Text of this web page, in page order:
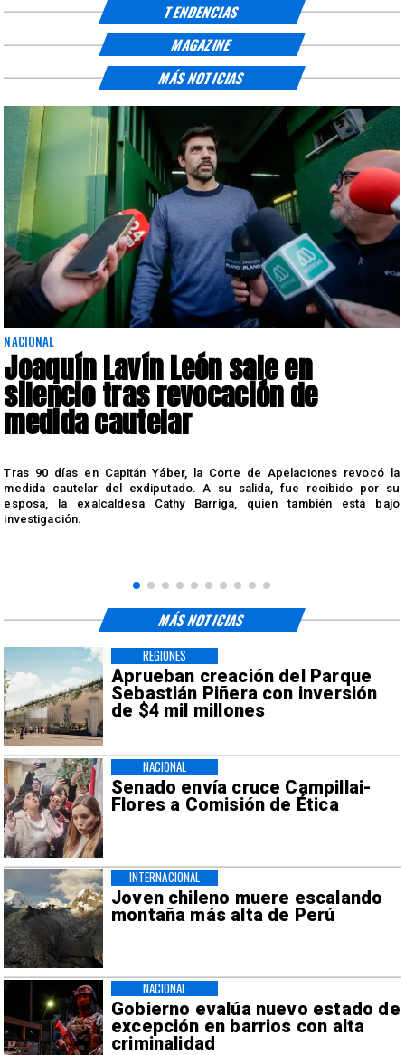
TENDENCIAS
MAGAZINE
NACIONAL
Joaquín Lavín León sale en
silencio tras revocación de
medida cautelar
Tras 90 días en Capitán Yáber, la Corte de Apelaciones revocó la
medida cautelar del exdiputado. A su salida, fue recibido por su
esposa, la exalcaldesa Cathy Barriga, quien también está bajo
investigación.
MÁS NOTICIAS
Aprueban creación del Parque
Sebastián Piñera con inversión
de $4 mil millones
REGIONES
Senado envía cruce Campillai-
Flores a Comisión de Ética
NACIONAL
Joven chileno muere escalando
montaña más alta de Perú
INTERNACIONAL
Gobierno evalúa nuevo estado de
excepción en barrios con alta
criminalidad
NACIONAL
MÁS NOTICIAS